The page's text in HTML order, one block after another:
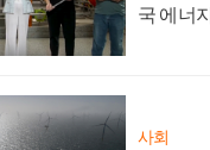
국 에너
사회